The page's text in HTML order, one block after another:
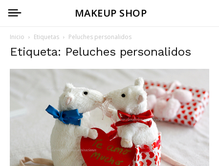
MAKEUP SHOP
Inicio Etiquetas Peluches personalidos
Etiqueta: Peluches personalidos